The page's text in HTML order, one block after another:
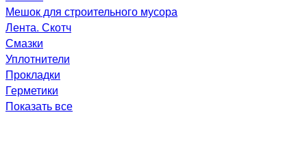
Мешок для строительного мусора
Лента. Скотч
Смазки
Уплотнители
Прокладки
Герметики
Показать все